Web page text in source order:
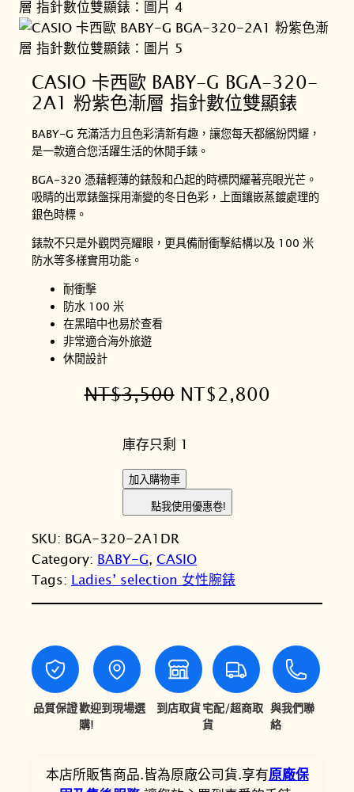
CASIO 卡西歐 BABY-G BGA-320-
2A1 粉紫色漸層 指針數位雙顯錶
BABY-G 充滿活力且色彩清新有趣，讓您每天都繽紛閃耀，
是一款適合您活躍生活的休閒手錶。
BGA-320 憑藉輕薄的錶殼和凸起的時標閃耀著亮眼光芒。
吸睛的出眾錶盤採用漸變的冬日色彩，上面鑲嵌蒸鍍處理的
銀色時標。
錶款不只是外觀閃亮耀眼，更具備耐衝擊結構以及 100 米
防水等多樣實用功能。
耐衝擊
防水 100 米
在黑暗中也易於查看
非常適合海外旅遊
休閒設計
NT$3,500 原
價
格
：
T
$
,
5
0
NT$2,800
8
0
0
庫存只剩 1
C
S
I
O
卡
西
B
A
B
Y
B
G
加入購物車
點我使用優惠卷!
SKU: BGA-320-2A1DR
Category: BABY-G, CASIO
Tags: Ladies’ selection 女性腕錶
品質保證歡迎到現場選
購!
到店取貨宅配/超商取
貨
與我們聯
絡
本店所販售商品.皆為原廠公司貨.享有原廠保